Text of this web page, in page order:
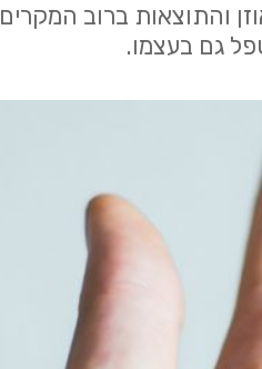
והתוצאות ברוב המקרים
גם בעצמו.